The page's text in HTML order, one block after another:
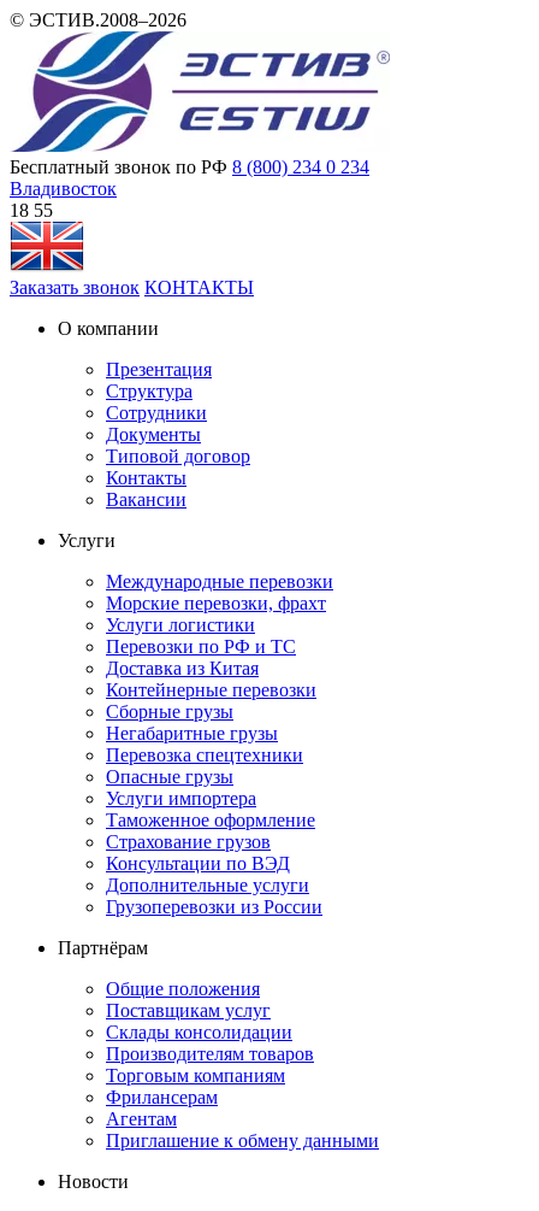
© ЭСТИВ.2008–2026
Бесплатный звонок по РФ 8 (800) 234 0 234
Владивосток
18:55
Заказать звонок КОНТАКТЫ
О компании
Презентация
Структура
Сотрудники
Документы
Типовой договор
Контакты
Вакансии
Услуги
Международные перевозки
Морские перевозки, фрахт
Услуги логистики
Перевозки по РФ и ТС
Доставка из Китая
Контейнерные перевозки
Сборные грузы
Негабаритные грузы
Перевозка спецтехники
Опасные грузы
Услуги импортера
Таможенное оформление
Страхование грузов
Консультации по ВЭД
Дополнительные услуги
Грузоперевозки из России
Партнёрам
Общие положения
Поставщикам услуг
Склады консолидации
Производителям товаров
Торговым компаниям
Фрилансерам
Агентам
Приглашение к обмену данными
Новости